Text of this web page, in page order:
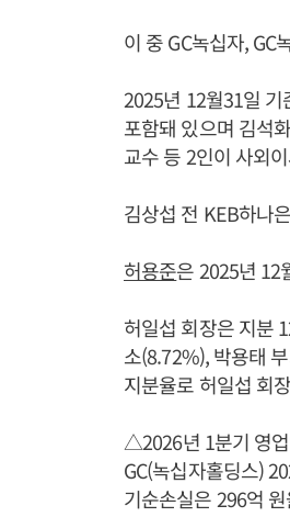
이 중 GC녹십자, GC
2025년 12월31일 기
포함돼 있으며 김석
교수 등 2인이 사외
김상섭 전 KEB하나
허용준은 2025년 12
허일섭 회장은 지분
소(8.72%), 박용태
지분율로 허일섭 회
△2026년 1분기 영
GC(녹십자홀딩스)
기순손실은 296억